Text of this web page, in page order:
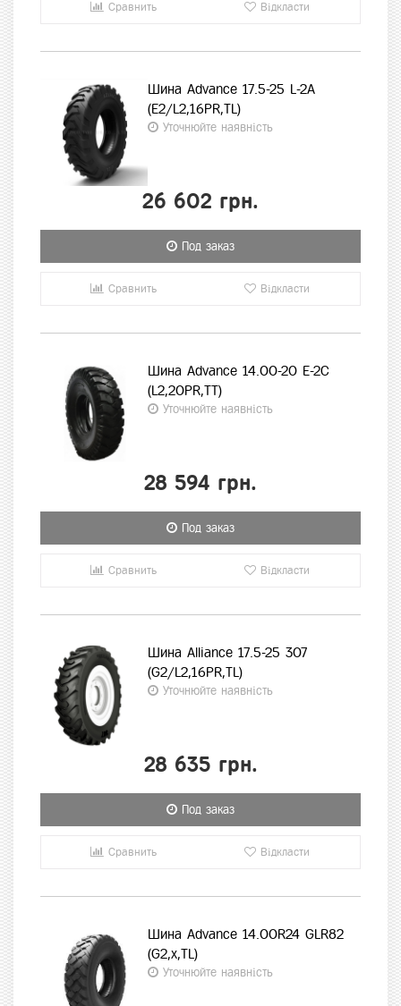
Сравнить Відкласти
Шина Advance 17.5-25 L-2A
(E2/L2,16PR,TL)
Уточнюйте наявність
26 602 грн.
Под заказ
Сравнить Відкласти
Шина Advance 14.00-20 E-2C
(L2,20PR,TT)
Уточнюйте наявність
28 594 грн.
Под заказ
Сравнить Відкласти
Шина Alliance 17.5-25 307
(G2/L2,16PR,TL)
Уточнюйте наявність
28 635 грн.
Под заказ
Сравнить Відкласти
Шина Advance 14.00R24 GLR82
(G2,x,TL)
Уточнюйте наявність